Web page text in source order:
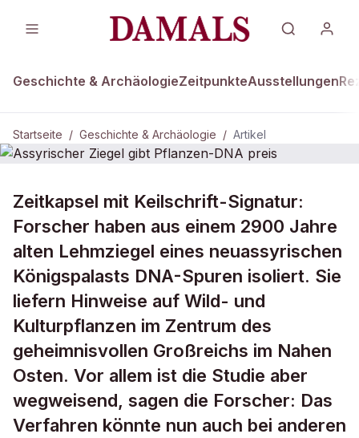
Geschichte & ArchäologieZeitpunkteAusstellungen
Startseite / Geschichte & Archäologie / Artikel
Assyrischer Ziegel gibt Pflanzen-
DNA preis
Zeitkapsel mit Keilschrift-Signatur:
Forscher haben aus einem 2900 Jahre
alten Lehmziegel eines neuassyrischen
Königspalasts DNA-Spuren isoliert. Sie
liefern Hinweise auf Wild- und
Kulturpflanzen im Zentrum des
geheimnisvollen Großreichs im Nahen
Osten. Vor allem ist die Studie aber
wegweisend, sagen die Forscher: Das
Verfahren könnte nun auch bei anderen